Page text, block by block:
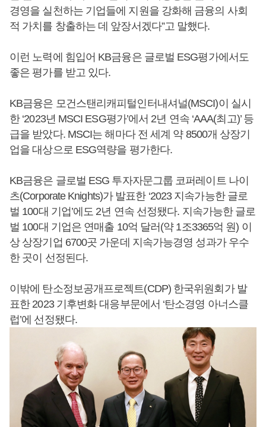
경영을 실천하는 기업들에 지원을 강화해 금융의 사회
적 가치를 창출하는 데 앞장서겠다”고 말했다.
이런 노력에 힘입어 KB금융은 글로벌 ESG평가에서도
좋은 평가를 받고 있다.
KB금융은 모건스탠리캐피털인터내셔널(MSCI)이 실시
한 ‘2023년 MSCI ESG평가’에서 2년 연속 ‘AAA(최고)’ 등
급을 받았다. MSCI는 해마다 전 세계 약 8500개 상장기
업을 대상으로 ESG역량을 평가한다.
KB금융은 글로벌 ESG 투자자문그룹 코퍼레이트 나이
츠(Corporate Knights)가 발표한 ‘2023 지속가능한 글로
벌 100대 기업’에도 2년 연속 선정됐다. 지속가능한 글로
벌 100대 기업은 연매출 10억 달러(약 1조3365억 원) 이
상 상장기업 6700곳 가운데 지속가능경영 성과가 우수
한 곳이 선정된다.
이밖에 탄소정보공개프로젝트(CDP) 한국위원회가 발
표한 2023 기후변화 대응부문에서 ‘탄소경영 아너스클
럽’에 선정됐다.